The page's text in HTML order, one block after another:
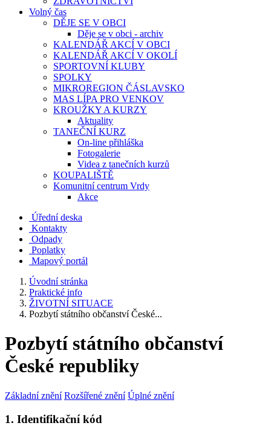
Volný čas
DĚJE SE V OBCI
Děje se v obci - archiv
KALENDÁŘ AKCÍ V OBCI
KALENDÁŘ AKCÍ V OKOLÍ
SPORTOVNÍ KLUBY
SPOLKY
MIKROREGION ČÁSLAVSKO
MAS LÍPA PRO VENKOV
KROUŽKY A KURZY
Aktuality
TANEČNÍ KURZ
On-line přihláška
Fotogalerie
Videa z tanečních kurzů
KOUPALIŠTĚ
Komunitní centrum Vrdy
Akce
Úřední deska
Kontakty
Odpady
Poplatky
Mapový portál
Úvodní stránka
Praktické info
ŽIVOTNÍ SITUACE
Pozbytí státního občanství České...
Pozbytí státního občanství
České republiky
Základní znění Rozšířené znění Úplné znění
1. Identifikační kód